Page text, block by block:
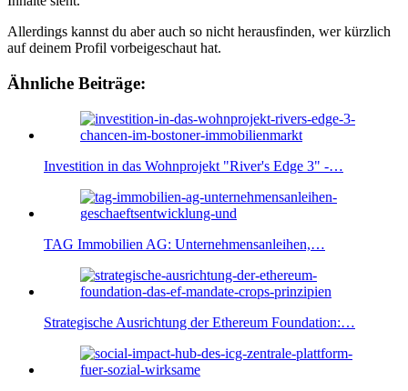
Allerdings kannst du aber auch so nicht herausfinden, wer kürzlich
auf deinem Profil vorbeigeschaut hat.
Ähnliche Beiträge:
Investition in das Wohnprojekt "River's Edge 3" -…
TAG Immobilien AG: Unternehmensanleihen,…
Strategische Ausrichtung der Ethereum Foundation:…